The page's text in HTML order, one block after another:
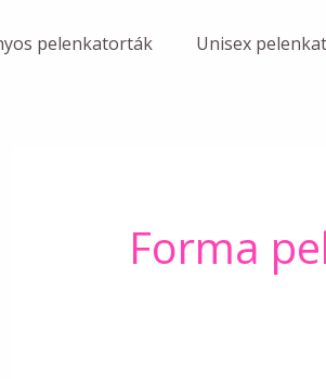
pelenkatorták Unisex
Forma